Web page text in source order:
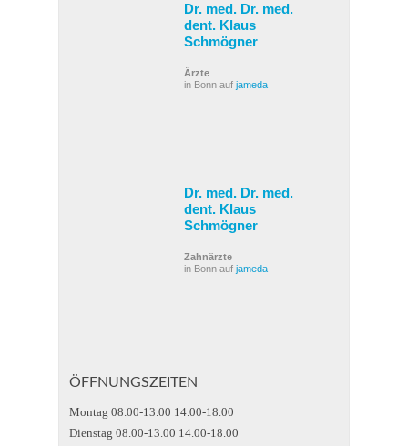
Dr. med. Dr. med.
dent. Klaus
Schmögner
Ärzte
in Bonn auf jameda
Dr. med. Dr. med.
dent. Klaus
Schmögner
Zahnärzte
in Bonn auf jameda
ÖFFNUNGSZEITEN
Montag 08.00-13.00 14.00-18.00
Dienstag 08.00-13.00 14.00-18.00